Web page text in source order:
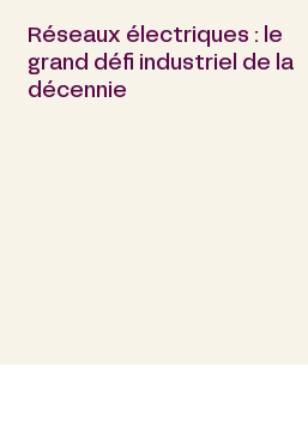
Réseaux électriques : le
grand défi industriel de la
décennie